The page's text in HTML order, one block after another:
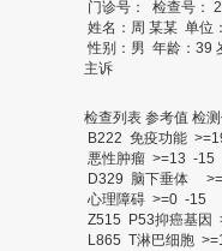
门诊号： 检查号：
姓名：周 某某 单位
性别：男 年龄：39
主诉
检查列表 参考值 检
B222 免疫功能
悪性肿瘤 >=13 -15
D329 脑下垂体
心理障碍 >=0 -15
Z515 P53抑癌基
L865 T淋巴细胞